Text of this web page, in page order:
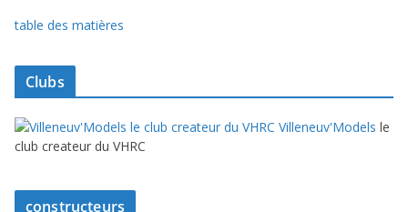
table des matières
Clubs
Villeneuv'Models le
club createur du VHRC
constructeurs